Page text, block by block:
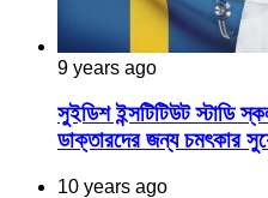
9 years ago
সুইডিশ ইন্সটিটিউট স্টাডি
ডাক্তারদের জন্য চমৎকার
10 years ago